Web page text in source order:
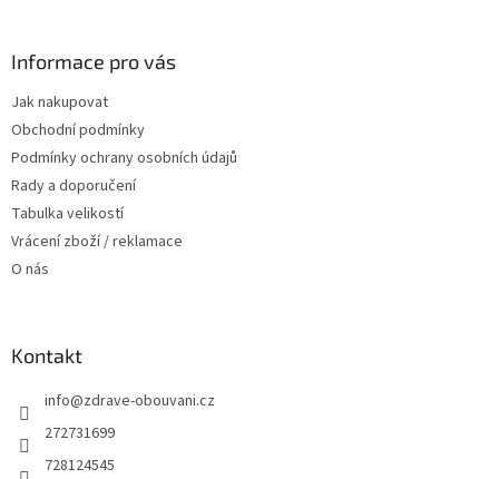
Informace pro vás
Jak nakupovat
Obchodní podmínky
Podmínky ochrany osobních údajů
Rady a doporučení
Tabulka velikostí
Vrácení zboží / reklamace
O nás
Kontakt
info@zdrave-obouvani.cz
272731699
728124545